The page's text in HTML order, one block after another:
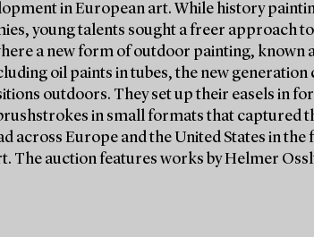
in European art. While history
young talents sought a freer approach
a new form of outdoor painting, known
oil paints in tubes, the new
outdoors. They set up their easels in
in small formats that captured
across Europe and the United States in the
The auction features works by Helmer